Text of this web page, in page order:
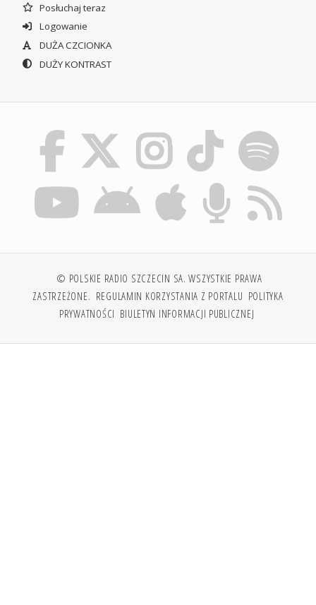
Posłuchaj teraz
Logowanie
DUŻA CZCIONKA
DUŻY KONTRAST
© POLSKIE RADIO SZCZECIN SA. WSZYSTKIE PRAWA
ZASTRZEŻONE. REGULAMIN KORZYSTANIA Z PORTALU POLITYKA
PRYWATNOŚCI BIULETYN INFORMACJI PUBLICZNEJ